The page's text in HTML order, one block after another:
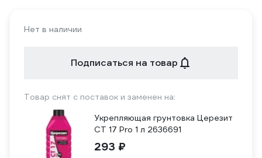
Нет в наличии
Подписаться на товар
Товар снят с поставок и заменен на:
Укрепляющая грунтовка Церезит
CT 17 Pro 1 л 2636691
293 ₽